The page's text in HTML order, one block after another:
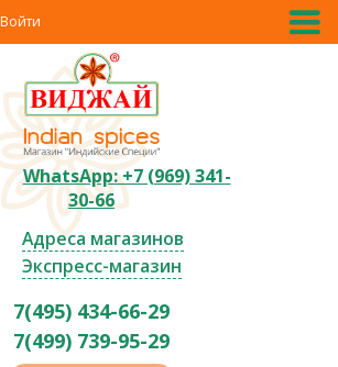
Войти
WhatsApp: +7 (969) 341-
30-66
Адреса магазинов
Экспресс-магазин
7(495) 434-66-29
7(499) 739-95-29